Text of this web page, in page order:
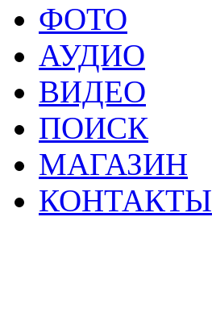
ФОТО
АУДИО
ВИДЕО
ПОИСК
МАГАЗИН
КОНТАКТЫ